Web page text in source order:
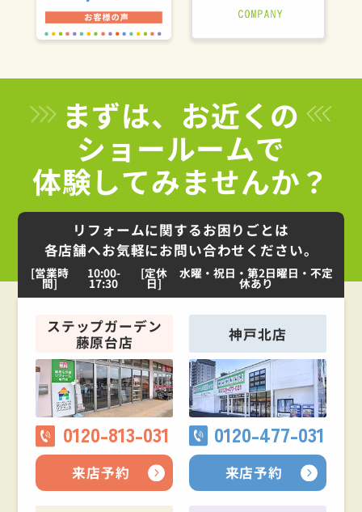
まずは、お近くの
ショールームで
体験してみませんか？
リフォームに関するお困りごとは
各店舗へお気軽にお問い合わせください。
[営業時
間]
10:00-
17:30
[定休
日]
水曜・祝日・第2日曜日・不定
休あり
ステップガーデン
藤原台店
0120-813-031
来店予約
神戸北店
0120-477-031
来店予約